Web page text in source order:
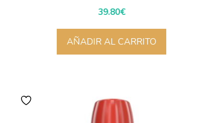
39.80€
AÑADIR AL CARRITO